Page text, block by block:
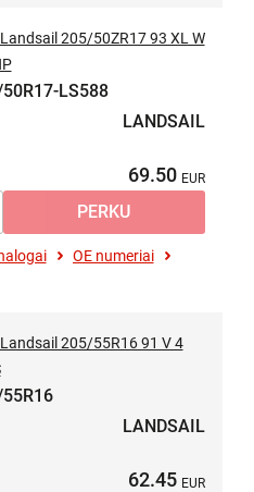
205/50ZR17 93 XL W
LS588
LANDSAIL
69.50
OE numeriai
205/55R16 91 V 4
LANDSAIL
62.45